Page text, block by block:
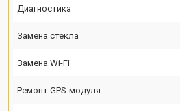
Диагностика
Замена стекла
Замена Wi-Fi
Ремонт GPS-модуля